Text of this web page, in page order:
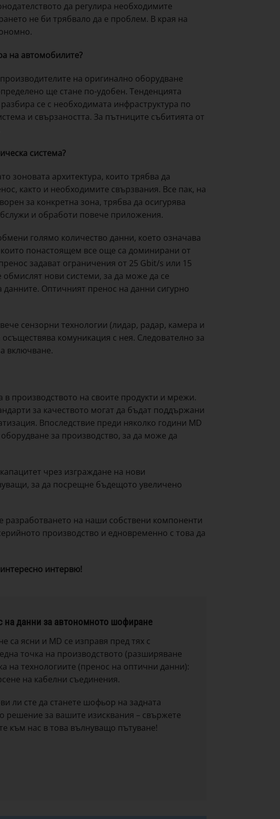
да регулира необходимите
не би трябвало да е проблем. В края на
на автомобилите?
на оригинално оборудване
ще стане по-удобен. Тенденцията
се с необходимата инфраструктура по
и свързаността. За пътниците събитията от
система?
зоновата архитектура, които трябва да
както и необходимите свързвания. Все пак, на
за конкретна зона, трябва да осигурява
и обработи повече приложения.
голямо количество данни, което означава
понастоящем все още са доминирани от
задават ограничения от 25 Gbit/s или 15
нови системи, за да може да се
Оптичният пренос на данни сигурно
сензорни технологии (лидар, радар, камера и
комуникация с нея. Следователно за
включване.
в производството на своите продукти и мрежи.
за качеството могат да бъдат поддържани
Впоследствие преди няколко години MD
за производство, за да може да
чрез изграждане на нови
за да посрещне бъдещото увеличено
на наши собствени компоненти
производство и едновременно с това да
интервю!
на данни за автономното шофиране
са ясни и MD се изправя пред тях с
точка на производството (разширяване
на технологиите (пренос на оптични данни):
на кабелни съединения.
ли сте да станете шофьор на задната
решение за вашите изисквания – свържете
към нас в това вълнуващо пътуване!